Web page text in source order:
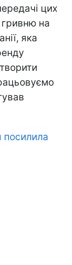
цих
гривню на
яка
посилила